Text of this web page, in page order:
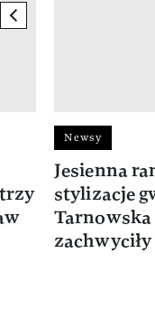
previous element
Newsy
Jesienna
stylizacje